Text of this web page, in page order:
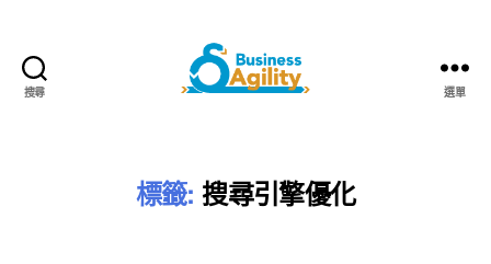
搜尋 選單
標籤: 搜尋引擎優化